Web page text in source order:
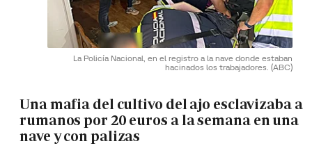
La Policía Nacional, en el registro a la nave donde estaban
hacinados los trabajadores. (ABC)
Una mafia del cultivo del ajo esclavizaba a
rumanos por 20 euros a la semana en una
nave y con palizas